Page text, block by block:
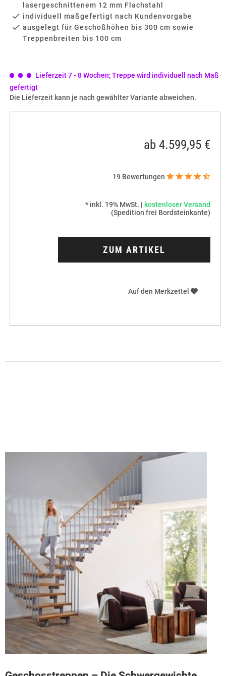
lasergeschnittenem 12 mm Flachstahl
individuell maßgefertigt nach Kundenvorgabe
ausgelegt für Geschoßhöhen bis 300 cm sowie
Treppenbreiten bis 100 cm
Lieferzeit 7 - 8 Wochen; Treppe wird individuell nach Maß
gefertigt
Die Lieferzeit kann je nach gewählter Variante abweichen.
ab 4.599,95 €
19 Bewertungen
* inkl. 19% MwSt. | kostenloser Versand
(Spedition frei Bordsteinkante)
ZUM ARTIKEL
Auf den Merkzettel